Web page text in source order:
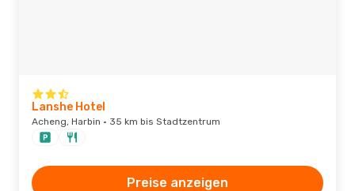
Lanshe Hotel
Acheng, Harbin · 35 km bis Stadtzentrum
Preise anzeigen